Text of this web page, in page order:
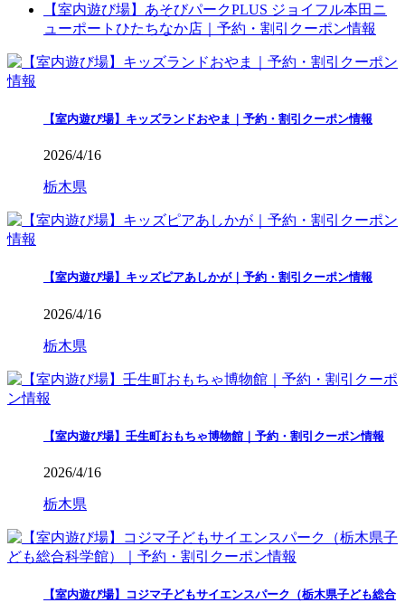
【室内遊び場】あそびパークPLUS ジョイフル本田ニ
ューポートひたちなか店｜予約・割引クーポン情報
【室内遊び場】キッズランドおやま｜予約・割引クーポン情報
2026/4/16
栃木県
【室内遊び場】キッズピアあしかが｜予約・割引クーポン情報
2026/4/16
栃木県
【室内遊び場】壬生町おもちゃ博物館｜予約・割引クーポン情報
2026/4/16
栃木県
【室内遊び場】コジマ子どもサイエンスパーク（栃木県子ども総合